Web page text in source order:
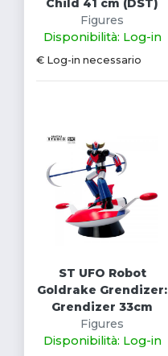
Child 41 cm (DST)
Figures
Disponibilità: Log-in
€ Log-in necessario
ST UFO Robot
Goldrake Grendizer:
Grendizer 33cm
Figures
Disponibilità: Log-in